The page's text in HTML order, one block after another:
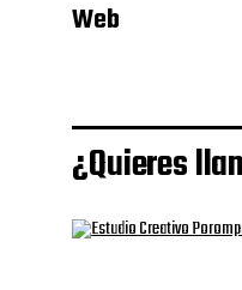
Web
¿Quieres